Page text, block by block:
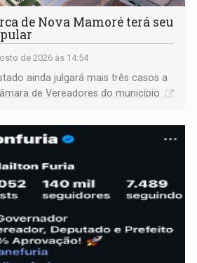
de Nova Mamoré terá seu
de 2026 às 14:54
ainda julgará mais três casos a
de Vereadores do município